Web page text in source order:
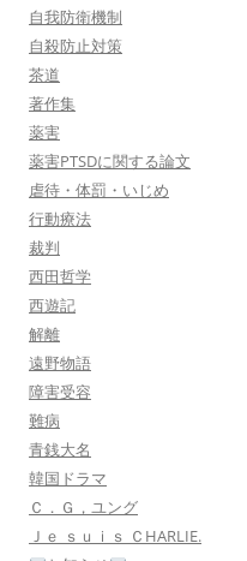
自我防衛機制
自殺防止対策
茶道
著作集
薬害
薬害PTSDに関する論文
虐待・体罰・いじめ
行動療法
裁判
西田哲学
西遊記
解離
遠野物語
障害受容
難病
青銭大名
韓国ドラマ
Ｃ．Ｇ，ユング
Ｊｅ ｓｕｉｓ ＣHARLIE.